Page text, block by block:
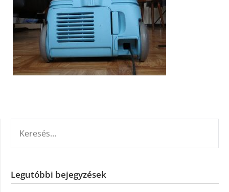
Legutóbbi bejegyzések